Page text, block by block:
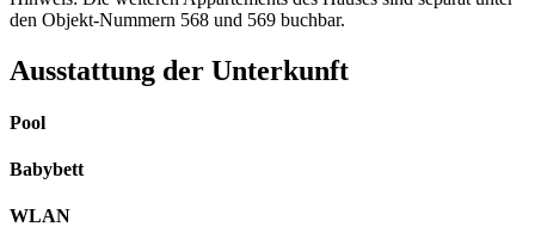
den Objekt-Nummern 568 und 569 buchbar.
Ausstattung der Unterkunft
Pool
Babybett
WLAN